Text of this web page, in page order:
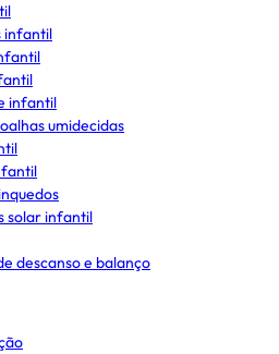
infantil
infantil
umidecidas
solar infantil
descanso e balanço